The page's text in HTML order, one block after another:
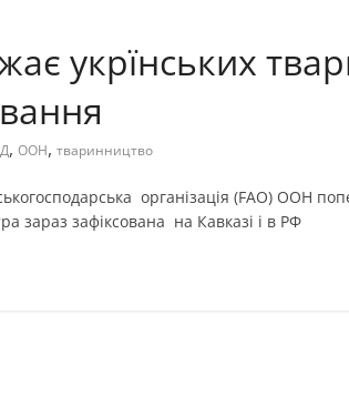
укрїнських
, ООН, тваринництво
організація (FAO) ООН
зараз зафіксована на Кавказі і в РФ